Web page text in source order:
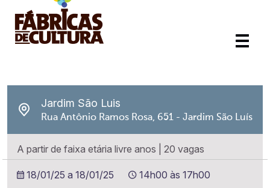
Jardim São Luis
Rua Antônio Ramos Rosa, 651 - Jardim São Luís
A partir de faixa etária livre anos 20 vagas
18/01/25 a 18/01/25 14h00 às 17h00